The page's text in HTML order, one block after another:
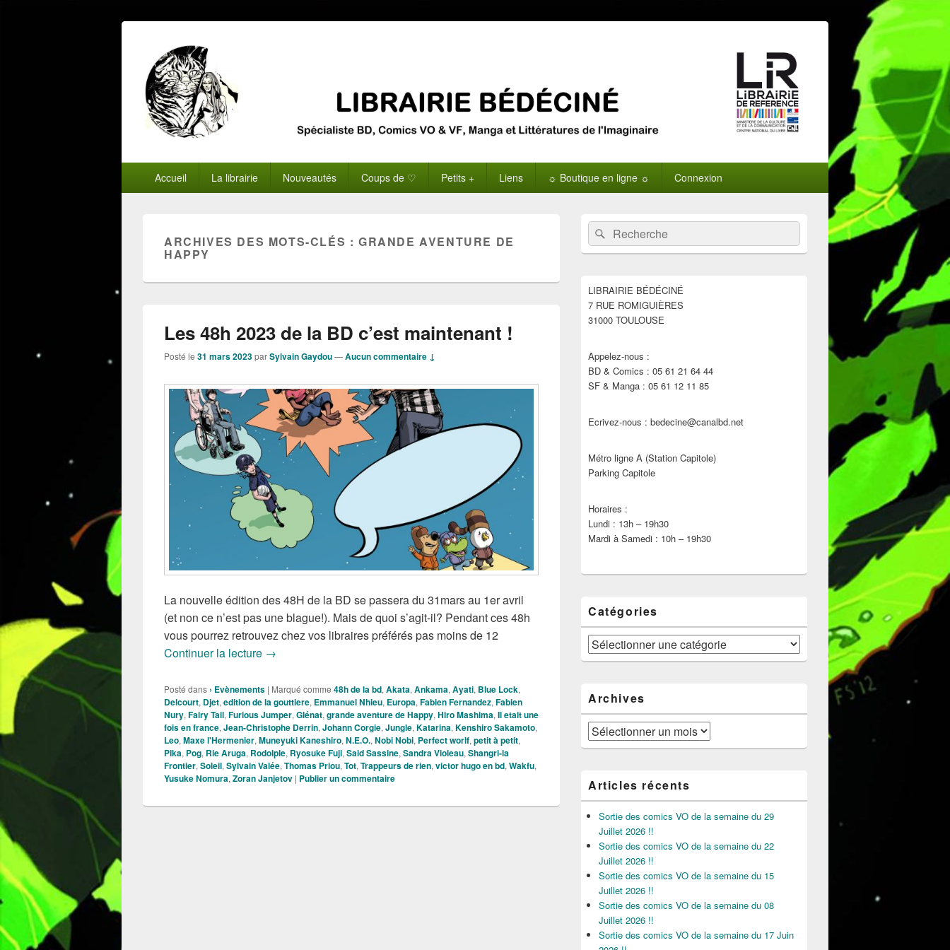
principalAccueil La librairie Nouveautés Coups de ♡ Petits + Liens ☼ Boutique en ligne ☼ Connexion
ARCHIVES DES MOTS-CLÉS :GRANDE AVENTURE DE
HAPPY
Les 48h 2023 de la BD c’est maintenant !
Posté le 31 mars 2023parSylvain Gaydou—Aucun commentaire ↓
La nouvelle édition des 48H de la BD se passera du 31mars au 1er avril
(et non ce n’est pas une blague!). Mais de quoi s’agit-il? Pendant ces 48h
vous pourrez retrouvez chez vos libraires préférés pas moins de 12
Continuer la lecture Les 48h 2023 de la BD c’est maintenant !
→
Posté dans › Evènements | Marqué comme 48h de la bd, Akata, Ankama, Ayati, Blue Lock,
Delcourt, Djet, edition de la gouttiere, Emmanuel Nhieu, Europa, Fabien Fernandez, Fabien
Nury, Fairy Tail, Furious Jumper, Glénat, grande aventure de Happy, Hiro Mashima, Il etait une
fois en france, Jean-Christophe Derrin, Johann Corgie, Jungle, Katarina, Kenshiro Sakamoto,
Leo, Maxe l'Hermenier, Muneyuki Kaneshiro, N.E.O., Nobi Nobi, Perfect worlf, petit à petit,
Pika, Pog, Rie Aruga, Rodolple, Ryosuke Fuji, Said Sassine, Sandra Violeau, Shangri-la
Frontier, Soleil, Sylvain Valée, Thomas Priou, Tot, Trappeurs de rien, victor hugo en bd, Wakfu,
Yusuke Nomura, Zoran Janjetov | Publier un commentaire
Zone
principale
de
widget
barre
latérale
Recherche :Rechercher
LIBRAIRIE BÉDÉCINÉ
7 RUE ROMIGUIÈRES
31000 TOULOUSE
Appelez-nous :
BD & Comics : 05 61 21 64 44
SF & Manga : 05 61 12 11 85
Ecrivez-nous : bedecine@canalbd.net
Métro ligne A (Station Capitole)
Parking Capitole
Horaires :
Lundi : 13h – 19h30
Mardi à Samedi : 10h – 19h30
Catégories
Catégories
Archives
Archives
Articles récents
Sortie des comics VO de la semaine du 29
Juillet 2026 !!
Sortie des comics VO de la semaine du 22
Juillet 2026 !!
Sortie des comics VO de la semaine du 15
Juillet 2026 !!
Sortie des comics VO de la semaine du 08
Juillet 2026 !!
Sortie des comics VO de la semaine du 17 Juin